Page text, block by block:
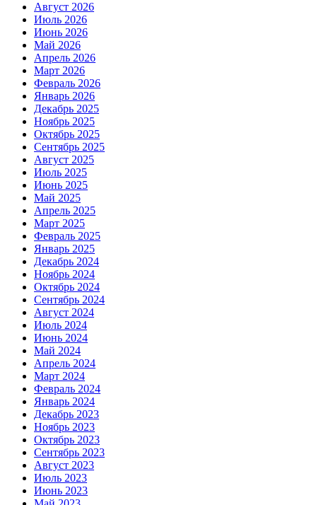
Август 2026
Июль 2026
Июнь 2026
Май 2026
Апрель 2026
Март 2026
Февраль 2026
Январь 2026
Декабрь 2025
Ноябрь 2025
Октябрь 2025
Сентябрь 2025
Август 2025
Июль 2025
Июнь 2025
Май 2025
Апрель 2025
Март 2025
Февраль 2025
Январь 2025
Декабрь 2024
Ноябрь 2024
Октябрь 2024
Сентябрь 2024
Август 2024
Июль 2024
Июнь 2024
Май 2024
Апрель 2024
Март 2024
Февраль 2024
Январь 2024
Декабрь 2023
Ноябрь 2023
Октябрь 2023
Сентябрь 2023
Август 2023
Июль 2023
Июнь 2023